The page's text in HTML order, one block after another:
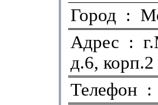
Город :
Адрес :
д.6, корп.2
Телефон :